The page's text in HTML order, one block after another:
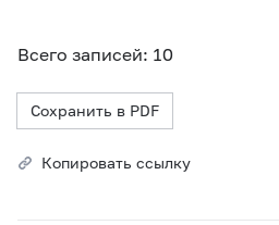
Всего записей: 10
Сохранить в PDF
Копировать ссылку